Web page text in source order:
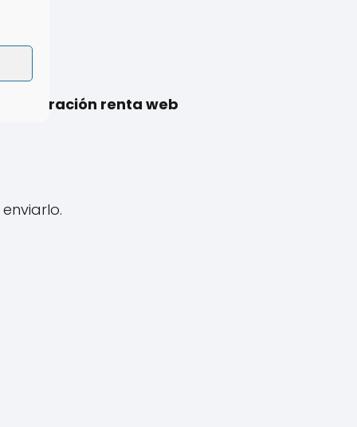
declaración renta web